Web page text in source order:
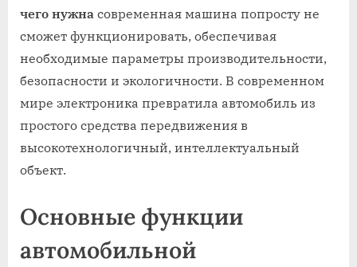
чего нужна современная машина попросту не
сможет функционировать, обеспечивая
необходимые параметры производительности,
безопасности и экологичности. В современном
мире электроника превратила автомобиль из
простого средства передвижения в
высокотехнологичный, интеллектуальный
объект.
Основные функции
автомобильной